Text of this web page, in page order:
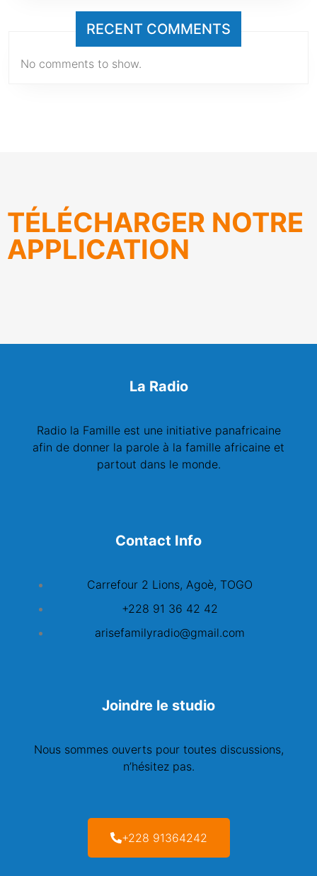
RECENT COMMENTS
No comments to show.
TÉLÉCHARGER NOTRE
APPLICATION
La Radio
Radio la Famille est une initiative panafricaine
afin de donner la parole à la famille africaine et
partout dans le monde.
Contact Info
Carrefour 2 Lions, Agoè, TOGO
+228 91 36 42 42
arisefamilyradio@gmail.com
Joindre le studio
Nous sommes ouverts pour toutes discussions,
n’hésitez pas.
+228 91364242